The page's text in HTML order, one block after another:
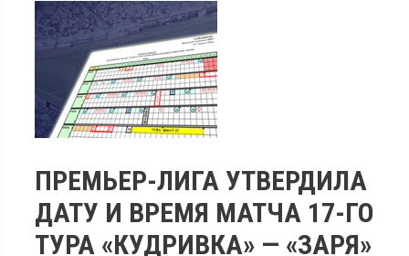
ПРЕМЬЕР-ЛИГА УТВЕРДИЛА
ДАТУ И ВРЕМЯ МАТЧА 17-ГО
ТУРА «КУДРИВКА» — «ЗАРЯ»